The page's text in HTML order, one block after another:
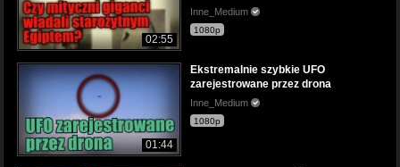
02:55
Inne_Medium
1080p
01:44
Ekstremalnie szybkie UFO
zarejestrowane przez drona
Inne_Medium
1080p